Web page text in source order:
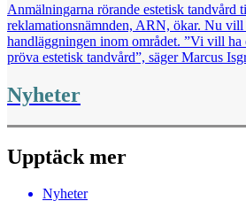
Anmälningarna rörande estetisk tandvård
reklamationsnämnden, ARN, ökar. Nu
handläggningen inom området. ”Vi vill ha
pröva estetisk tandvård”, säger Marcus
Nyheter
Upptäck mer
Nyheter